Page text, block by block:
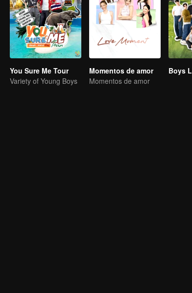
You Sure Me Tour
Variety of Young Boys
Momentos de amor
Momentos de amor